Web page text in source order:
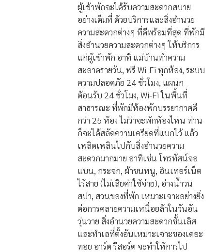
ผู้เข้าพักจะได้รับความสะดวกสบาย
อย่างเต็มที่ ด้วยบริการและสิ่งอำนวย
ความสะดวกต่างๆ ที่ดีพร้อมที่สุด ที่พักมี
สิ่งอำนวยความสะดวกต่างๆ ให้บริการ
แก่ผู้เข้าพัก อาทิ แม่บ้านทำความ
สะอาดรายวัน, ฟรี Wi-Fi ทุกห้อง, ระบบ
ความปลอดภัย 24 ชั่วโมง, แผนก
ต้อนรับ 24 ชั่วโมง, Wi-Fi ในพื้นที่
สาธารณะ ที่พักมีห้องพักบรรยากาศดี
กว่า 25 ห้อง ไม่ว่าจะพักห้องไหน ท่าน
ก็จะได้สลัดความเครียดที่แบกไว้ แล้ว
เพลิดเพลินไปกับสิ่งอำนวยความ
สะดวกมากมาย อาทิเช่น โทรทัศน์จอ
แบน, กระจก, ผ้าขนหนู, อินเทอร์เน็ต
ไร้สาย (ไม่เสียค่าใช้จ่าย), อ่างน้ำวน
สปา, สวนของที่พัก เหมาะเจาะอย่างยิ่ง
ต่อการคลายความเหนื่อยล้าในวันอัน
วุ่นวาย สิ่งอำนวยความสะดวกชั้นเลิศ
และทำเลที่ตั้งอันเหมาะเจาะของเดอะ
ทอย อาร์ต รีสอร์ต จะทำให้การไป